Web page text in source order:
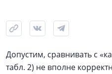
Допустим, сравнивать с
табл. 2) не вполне